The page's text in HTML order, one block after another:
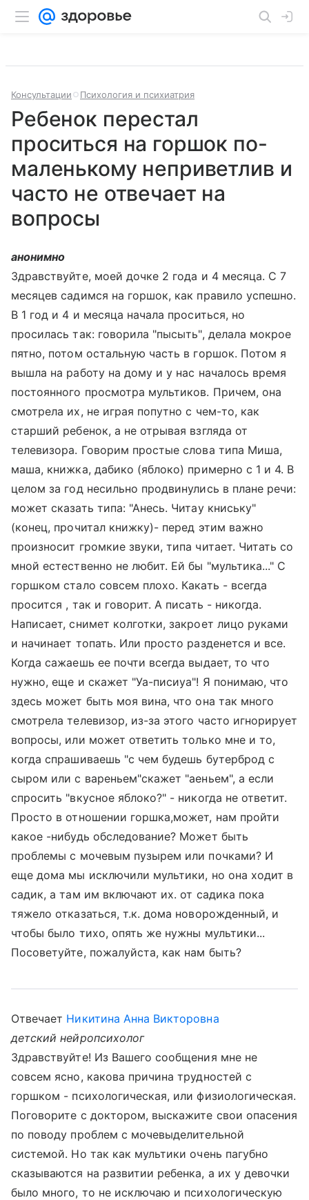
Консультации Психология и психиатрия
Ребенок перестал
проситься на горшок по-
маленькому неприветлив и
часто не отвечает на
вопросы
анонимно
Здравствуйте, моей дочке 2 года и 4 месяца. С 7
месяцев садимся на горшок, как правило успешно.
В 1 год и 4 и месяца начала проситься, но
просилась так: говорила "пысыть", делала мокрое
пятно, потом остальную часть в горшок. Потом я
вышла на работу на дому и у нас началось время
постоянного просмотра мультиков. Причем, она
смотрела их, не играя попутно с чем-то, как
старший ребенок, а не отрывая взгляда от
телевизора. Говорим простые слова типа Миша,
маша, книжка, дабико (яблоко) примерно с 1 и 4. В
целом за год несильно продвинулись в плане речи:
может сказать типа: "Анесь. Читау книську"
(конец, прочитал книжку)- перед этим важно
произносит громкие звуки, типа читает. Читать со
мной естественно не любит. Ей бы "мультика..." С
горшком стало совсем плохо. Какать - всегда
просится , так и говорит. А писать - никогда.
Написает, снимет колготки, закроет лицо руками
и начинает топать. Или просто разденется и все.
Когда сажаешь ее почти всегда выдает, то что
нужно, еще и скажет "Уа-писиуа"! Я понимаю, что
здесь может быть моя вина, что она так много
смотрела телевизор, из-за этого часто игнорирует
вопросы, или может ответить только мне и то,
когда спрашиваешь "с чем будешь бутерброд с
сыром или с вареньем"скажет "аеньем", а если
спросить "вкусное яблоко?" - никогда не ответит.
Просто в отношении горшка,может, нам пройти
какое -нибудь обследование? Может быть
проблемы с мочевым пузырем или почками? И
еще дома мы исключили мультики, но она ходит в
садик, а там им включают их. от садика пока
тяжело отказаться, т.к. дома новорожденный, и
чтобы было тихо, опять же нужны мультики...
Посоветуйте, пожалуйста, как нам быть?
Отвечает Никитина Анна Викторовна
детский нейропсихолог
Здравствуйте! Из Вашего сообщения мне не
совсем ясно, какова причина трудностей с
горшком - психологическая, или физиологическая.
Поговорите с доктором, выскажите свои опасения
по поводу проблем с мочевыделительной
системой. Но так как мультики очень пагубно
сказываются на развитии ребенка, а их у девочки
было много, то не исключаю и психологическую